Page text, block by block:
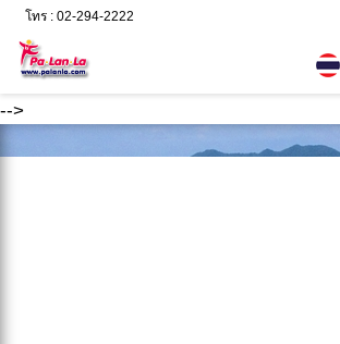
-->
โทร : 02-294-2222